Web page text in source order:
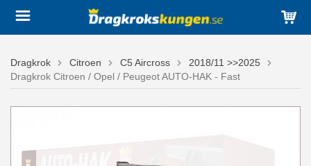
Dragkrok Citroen C5 Aircross
2018/11 >>2025
Dragkrok Citroen / Opel / Peugeot AUTO-HAK - Fast